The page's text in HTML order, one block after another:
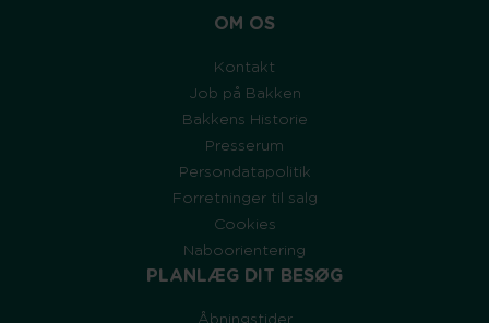
OM OS
Kontakt
Job på Bakken
Bakkens Historie
Presserum
Persondatapolitik
Forretninger til salg
Cookies
Naboorientering
PLANLÆG DIT BESØG
Åbningstider